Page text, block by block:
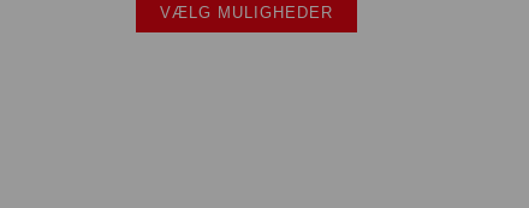
VÆLG MULIGHEDER